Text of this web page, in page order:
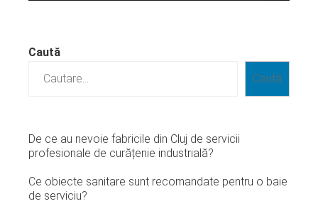
Caută
Caută
De ce au nevoie fabricile din Cluj de servicii
profesionale de curățenie industrială?
Ce obiecte sanitare sunt recomandate pentru o baie
de serviciu?